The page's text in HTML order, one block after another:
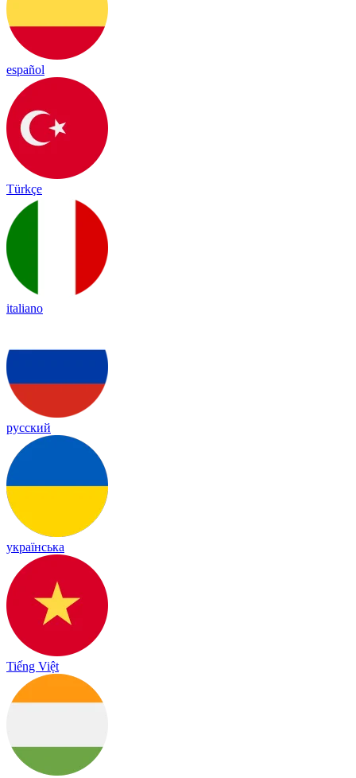
español
Türkçe
italiano
русский
українська
Tiếng Việt